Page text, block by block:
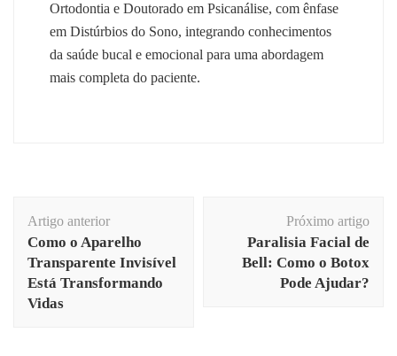
Ortodontia e Doutorado em Psicanálise, com ênfase
em Distúrbios do Sono, integrando conhecimentos
da saúde bucal e emocional para uma abordagem
mais completa do paciente.
de
post
Artigo anterior
Como o Aparelho
Transparente Invisível
Está Transformando
Vidas
Próximo artigo
Paralisia Facial de
Bell: Como o Botox
Pode Ajudar?